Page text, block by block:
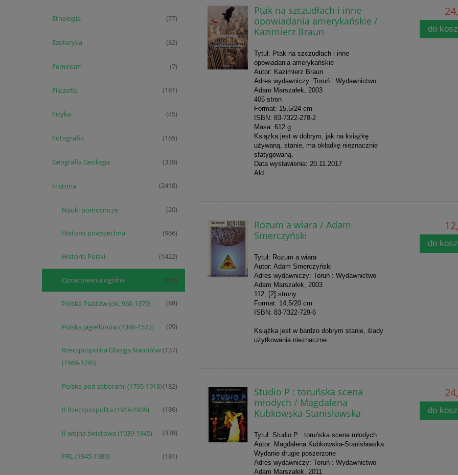
Etnologia (77)
Ezoteryka (82)
Feminizm (7)
Filozofia (181)
Fizyka (45)
Fotografia (165)
Geografia Geologia (339)
Historia (2418)
Nauki pomocnicze (20)
Historia powszechna (966)
Historia Polski (1422)
Opracowania ogólne (456)
Polska Piastów (ok. 960-1370) (68)
Polska Jagiellonów (1386-1572) (99)
Rzeczpospolita Obojga Narodów
(1569-1795)
(137)
Polska pod zaborami (1795-1918)(182)
II Rzeczpospolita (1918-1939) (186)
II wojna światowa (1939-1945) (338)
PRL (1945-1989) (181)
Ptak na szczudłach i inne
opowiadania amerykańskie /
Kazimierz Braun
Tytuł: Ptak na szczudłach i inne
opowiadania amerykańskie
Autor: Kazimierz Braun
Adres wydawniczy: Toruń : Wydawnictwo
Adam Marszałek, 2003
405 stron
Format: 15,5/24 cm
ISBN: 83-7322-278-2
Masa: 612 g
Książka jest w dobrym, jak na książkę
używaną, stanie, ma okładkę nieznacznie
sfatygowaną.
Data wystawienia: 20.11.2017
Ald.
do
Rozum a wiara / Adam
Smerczyński
Tytuł: Rozum a wiara
Autor: Adam Smerczyński
Adres wydawniczy: Toruń : Wydawnictwo
Adam Marszałek, 2003
112, [2] strony
Format: 14,5/20 cm
ISBN: 83-7322-729-6
Książka jest w bardzo dobrym stanie, ślady
użytkowania nieznaczne.
do
Studio P : toruńska scena
młodych / Magdalena
Kubkowska-Stanisławska
Tytuł: Studio P : toruńska scena młodych
Autor: Magdalena Kubkowska-Stanisławska
Wydanie drugie poszerzone
Adres wydawniczy: Toruń : Wydawnictwo
Adam Marszałek, 2011
do